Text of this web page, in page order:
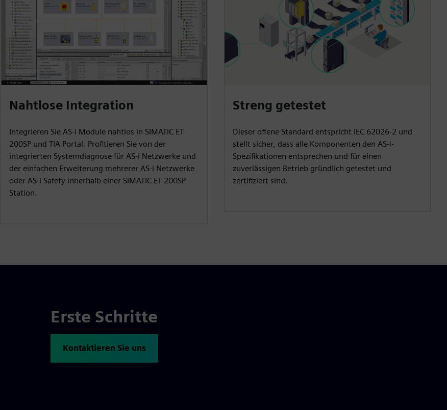
Nahtlose Integration
Integrieren Sie AS-i Module nahtlos in SIMATIC ET
200SP und TIA Portal. Profitieren Sie von der
integrierten Systemdiagnose für AS-i Netzwerke und
der einfachen Erweiterung mehrerer AS-i Netzwerke
oder AS-i Safety innerhalb einer SIMATIC ET 200SP
Station.
Streng getestet
Dieser offene Standard entspricht IEC 62026-2 und
stellt sicher, dass alle Komponenten den AS-i-
Spezifikationen entsprechen und für einen
zuverlässigen Betrieb gründlich getestet und
zertifiziert sind.
Erste Schritte
Kontaktieren Sie uns